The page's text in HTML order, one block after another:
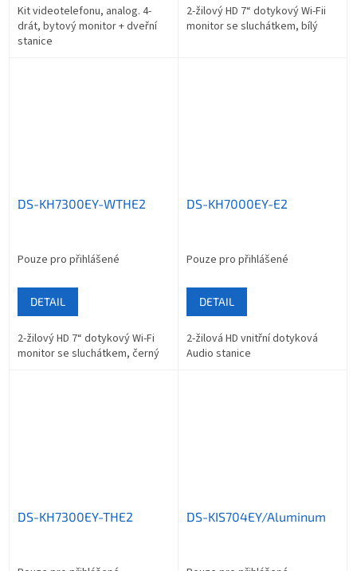
Kit videotelefonu, analog. 4-
drát, bytový monitor + dveřní
stanice
2-žilový HD 7“ dotykový Wi-Fii
monitor se sluchátkem, bílý
DS-KH7300EY-WTHE2
Pouze pro přihlášené
DETAIL
2-žilový HD 7“ dotykový Wi-Fi
monitor se sluchátkem, černý
DS-KH7000EY-E2
Pouze pro přihlášené
DETAIL
2-žilová HD vnitřní dotyková
Audio stanice
DS-KH7300EY-THE2 DS-KIS704EY/Aluminum